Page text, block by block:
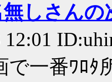
しさんの
12:01
で一番ﾜﾛﾀ